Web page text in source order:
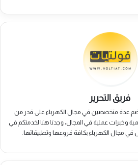
فريق التحرير
عدة متخصصين في مجال الكهرباء على قدر من
وخبرات عملية في المجال، وجدنا هنا لخدمتكم في
مجال الكهرباء بكافة فروعها وتطبيقاتها.